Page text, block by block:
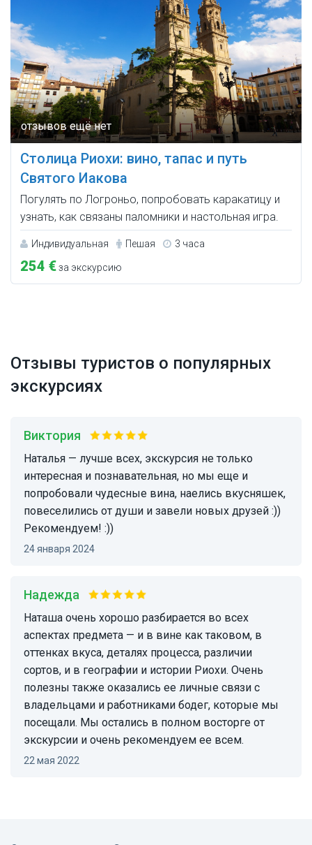
Столица Риохи: вино, тапас и путь
Святого Иакова
Погулять по Логроньо, попробовать каракатицу и
узнать, как связаны паломники и настольная игра.
Индивидуальная Пешая 3 часа
254 €за экскурсию
Отзывы туристов о популярных
экскурсиях
Виктория
Наталья — лучше всех, экскурсия не только
интересная и познавательная, но мы еще и
попробовали чудесные вина, наелись вкусняшек,
повеселились от души и завели новых друзей :))
Рекомендуем! :))
24 января 2024
Надежда
Наташа очень хорошо разбирается во всех
аспектах предмета — и в вине как таковом, в
оттенках вкуса, деталях процесса, различии
сортов, и в географии и истории Риохи. Очень
полезны также оказались ее личные связи с
владельцами и работниками бодег, которые мы
посещали. Мы остались в полном восторге от
экскурсии и очень рекомендуем ее всем.
22 мая 2022